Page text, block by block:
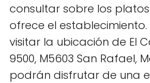
consultar sobre los
ofrece el
visitar la ubicación de El
9500, M5603 San Rafael,
podrán disfrutar de una